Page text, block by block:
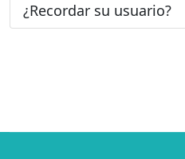
¿Recordar su usuario?